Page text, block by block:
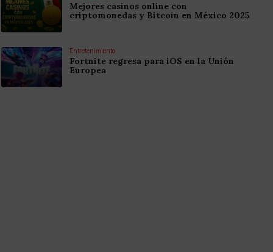
Mejores casinos online con
criptomonedas y Bitcoin en México 2025
Entretenimiento
Fortnite regresa para iOS en la Unión
Europea